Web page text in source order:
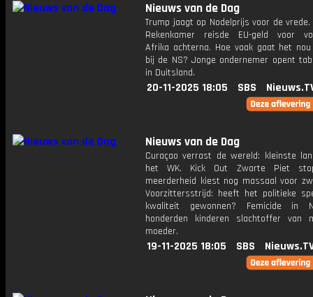
Nieuws van de Dag
Trump jaagt op Nodelprijs voor de vrede.
Rekenkamer reisde EU-geld voor
Afrika achterna. Hoe vaak gaat het
bij de NS? Jonge ondernemer opent
in Duitsland.
20-11-2025 18:05 SBS
Nieuws van de Dag
Curaçao verrast de wereld: kleinste
het WK. Kick Out Zwarte Piet
meerderheid kiest nog massaal voor
Voorzittersstrijd: heeft het politieke
kwaliteit gewonnen? Femicide in
honderden kinderen slachtoffer van
moeder.
19-11-2025 18:05 SBS